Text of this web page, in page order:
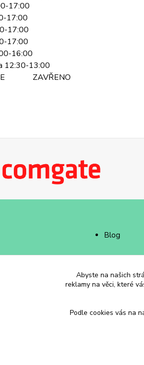
17:00
17:00
17:00
17:00
16:00
12:30-13:00
ZAVŘENO
Blog
Abyste na našich
reklamy na věci, které
Podle cookies vás na